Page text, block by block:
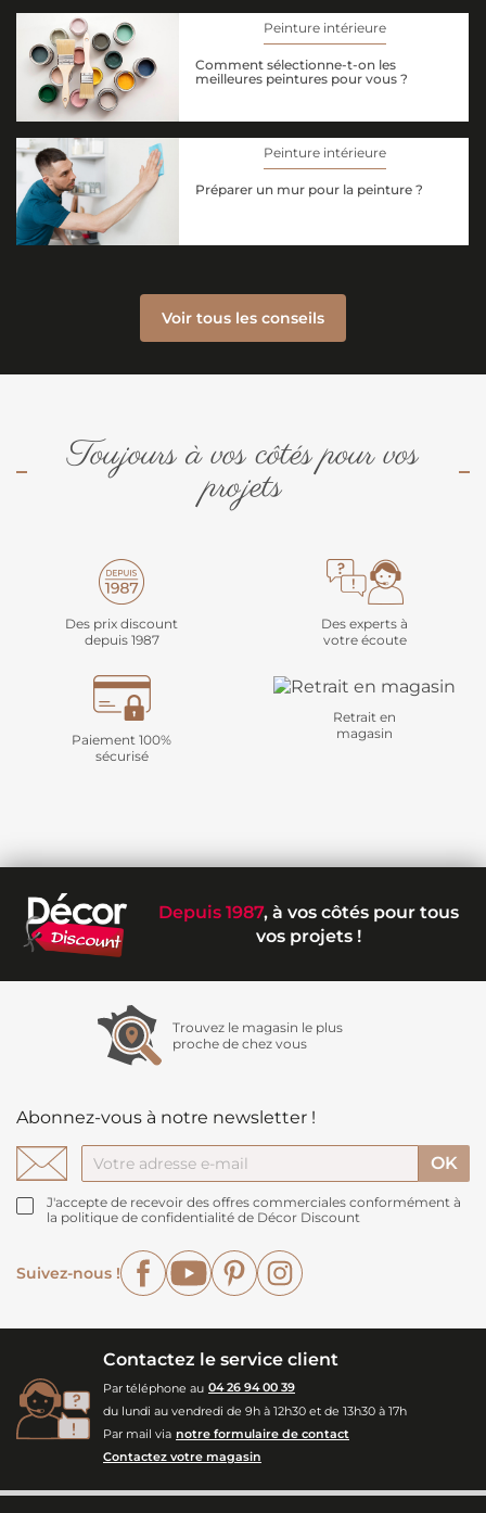
Peinture intérieure
Comment sélectionne-t-on les
meilleures peintures pour vous ?
Peinture intérieure
Préparer un mur pour la peinture ?
Voir tous les conseils
Toujours à vos côtés pour vos
projets
Des prix discount
depuis 1987
Des experts à
votre écoute
Paiement 100%
sécurisé
Retrait en
magasin
Depuis 1987, à vos côtés pour tous
vos projets !
Trouvez le magasin le plus
proche de chez vous
Abonnez-vous à notre newsletter !
J'accepte de recevoir des offres commerciales conformément à
la politique de confidentialité de Décor Discount
Suivez-nous !
FacebookYouTubePinterest
Contactez le service client
Par téléphone au 04 26 94 00 39
du lundi au vendredi de 9h à 12h30 et de 13h30 à 17h
Par mail via notre formulaire de contact
Contactez votre magasin